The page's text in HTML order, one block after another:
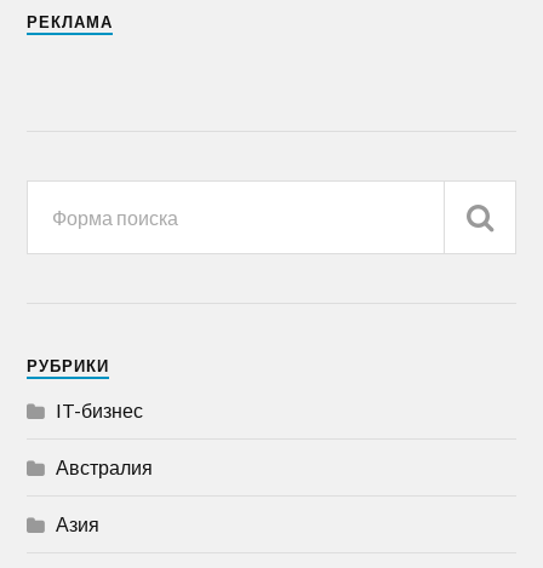
РЕКЛАМА
РУБРИКИ
IT-бизнес
Австралия
Азия